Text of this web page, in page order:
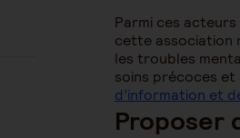
Parmi ces acteurs
cette association
les troubles
soins précoces
d’information et
Proposer